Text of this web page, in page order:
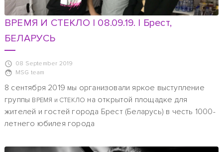
ВРЕМЯ И СТЕКЛО | 08.09.19. | Брест,
БЕЛАРУСЬ
08 September 2019
MSG team
8 сентября 2019 мы организовали яркое выступление
группы ВРЕМЯ и СТЕКЛО на открытой площадке для
жителей и гостей города Брест (Беларусь) в честь 1000-
летнего юбилея города